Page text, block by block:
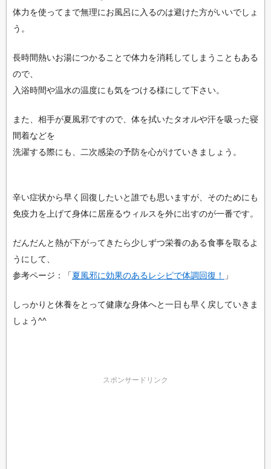
体力を使ってまで無理にお風呂に入るのは避けた方がいいでしょ
う。
長時間熱いお湯につかることで体力を消耗してしまうこともある
ので、
入浴時間や温水の温度にも気をつける様にして下さい。
また、相手が夏風邪ですので、体を拭いたタオルや汗を吸った寝
間着などを
洗濯する際にも、二次感染の予防を心がけていきましょう。
辛い症状から早く回復したいと誰でも思いますが、そのためにも
免疫力を上げて身体に居座るウィルスを外に出すのが一番です。
だんだんと熱が下がってきたら少しずつ栄養のある食事を取るよ
うにして、
参考ページ：「夏風邪に効果のあるレシピで体調回復！ 」
しっかりと休養をとって健康な身体へと一日も早く戻していきま
しょう^^
スポンサードリンク